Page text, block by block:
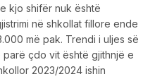
kjo shifër nuk është
në shkollat fillore ende
më pak. Trendi i uljes së
çdo vit është gjithnjë e
2023/2024 ishin